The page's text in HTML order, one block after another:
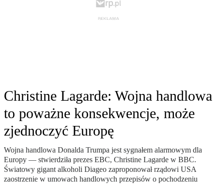
Christine Lagarde: Wojna handlowa
to poważne konsekwencje, może
zjednoczyć Europę
Wojna handlowa Donalda Trumpa jest sygnałem alarmowym dla
Europy — stwierdziła prezes EBC, Christine Lagarde w BBC.
Światowy gigant alkoholi Diageo zaproponował rządowi USA
zaostrzenie w umowach handlowych przepisów o pochodzeniu